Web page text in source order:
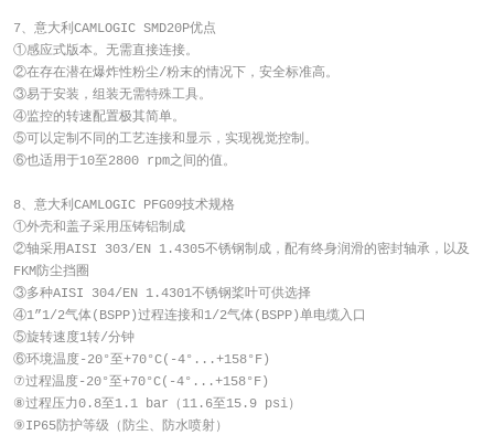
7、意大利CAMLOGIC SMD20P优点
①感应式版本。无需直接连接。
②在存在潜在爆炸性粉尘/粉末的情况下，安全标准高。
③易于安装，组装无需特殊工具。
④监控的转速配置极其简单。
⑤可以定制不同的工艺连接和显示，实现视觉控制。
⑥也适用于10至2800 rpm之间的值。
8、意大利CAMLOGIC PFG09技术规格
①外壳和盖子采用压铸铝制成
②轴采用AISI 303/EN 1.4305不锈钢制成，配有终身润滑的密封轴承，以及
FKM防尘挡圈
③多种AISI 304/EN 1.4301不锈钢桨叶可供选择
④1”1/2气体(BSPP)过程连接和1/2气体(BSPP)单电缆入口
⑤旋转速度1转/分钟
⑥环境温度-20°至+70°C(-4°...+158°F)
⑦过程温度-20°至+70°C(-4°...+158°F)
⑧过程压力0.8至1.1 bar（11.6至15.9 psi）
⑨IP65防护等级（防尘、防水喷射）